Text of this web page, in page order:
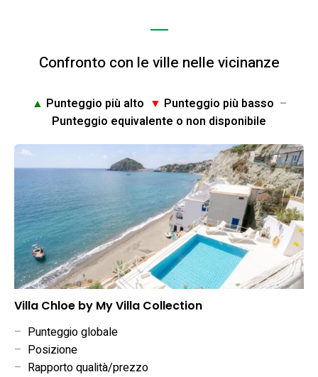
Confronto con le ville nelle vicinanze
▲ Punteggio più alto ▼ Punteggio più basso –
Punteggio equivalente o non disponibile
Villa Chloe by My Villa Collection
– Punteggio globale
– Posizione
– Rapporto qualità/prezzo